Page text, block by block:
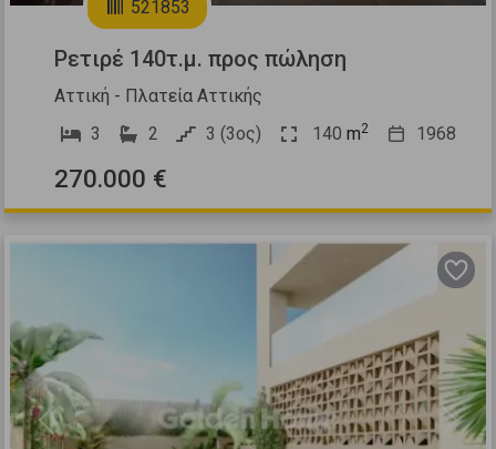
521853
Ρετιρέ 140τ.μ. προς πώληση
Αττική - Πλατεία Αττικής
3
2 3 (3ος) 140 m2 1968
270.000 €
Previous Next